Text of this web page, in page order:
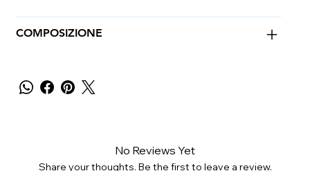
COMPOSIZIONE
No Reviews Yet
Share your thoughts. Be the first to leave a review.